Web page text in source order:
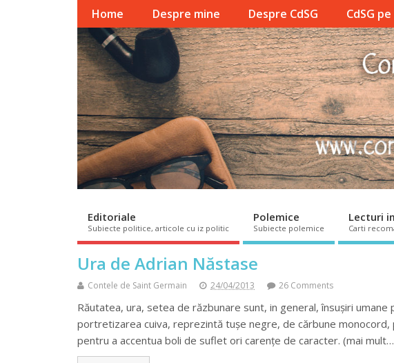
Home Despre mine Despre CdSG CdSG
Editoriale
Subiecte politice, articole cu iz politic
Polemice
Subiecte polemice
Lecturi
Carti
Ura de Adrian Năstase
Contele de Saint Germain 24/04/2013 26 Comments
Răutatea, ura, setea de răzbunare sunt, in general, însușiri umane
portretizarea cuiva, reprezintă tușe negre, de cărbune monocord,
pentru a accentua boli de suflet ori carențe de caracter. (mai